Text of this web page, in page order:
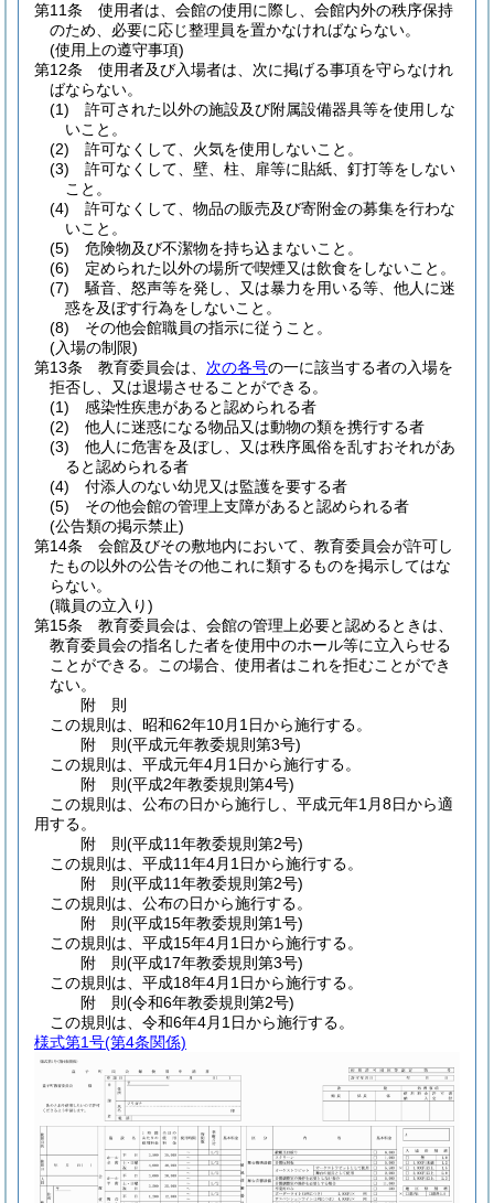
第11条
使用者は、会館の使用に際し、会館内外の秩序保持
のため、必要に応じ整理員を置かなければならない。
(使用上の遵守事項)
第12条
使用者及び入場者は、次に掲げる事項を守らなけれ
ばならない。
(1)
許可された以外の施設及び附属設備器具等を使用しな
いこと。
(2)
許可なくして、火気を使用しないこと。
(3)
許可なくして、壁、柱、扉等に貼紙、釘打等をしない
こと。
(4)
許可なくして、物品の販売及び寄附金の募集を行わな
いこと。
(5)
危険物及び不潔物を持ち込まないこと。
(6)
定められた以外の場所で喫煙又は飲食をしないこと。
(7)
騒音、怒声等を発し、又は暴力を用いる等、他人に迷
惑を及ぼす行為をしないこと。
(8)
その他会館職員の指示に従うこと。
(入場の制限)
第13条
教育委員会は、 次の各号の一に該当する者の入場を
拒否し、又は退場させることができる。
(1)
感染性疾患があると認められる者
(2)
他人に迷惑になる物品又は動物の類を携行する者
(3)
他人に危害を及ぼし、又は秩序風俗を乱すおそれがあ
ると認められる者
(4)
付添人のない幼児又は監護を要する者
(5)
その他会館の管理上支障があると認められる者
(公告類の掲示禁止)
第14条
会館及びその敷地内において、教育委員会が許可し
たもの以外の公告その他これに類するものを掲示してはな
らない。
(職員の立入り)
第15条
教育委員会は、会館の管理上必要と認めるときは、
教育委員会の指名した者を使用中のホール等に立入らせる
ことができる。
この場合、使用者はこれを拒むことができ
ない。
附 則
この規則は、昭和62年10月1日から施行する。
附 則(平成元年教委規則第3号)
この規則は、平成元年4月1日から施行する。
附 則(平成2年教委規則第4号)
この規則は、公布の日から施行し、平成元年1月8日から適
用する。
附 則(平成11年教委規則第2号)
この規則は、平成11年4月1日から施行する。
附 則(平成11年教委規則第2号)
この規則は、公布の日から施行する。
附 則(平成15年教委規則第1号)
この規則は、平成15年4月1日から施行する。
附 則(平成17年教委規則第3号)
この規則は、平成18年4月1日から施行する。
附 則(令和6年教委規則第2号)
この規則は、令和6年4月1日から施行する。
様式第1号(第4条関係)